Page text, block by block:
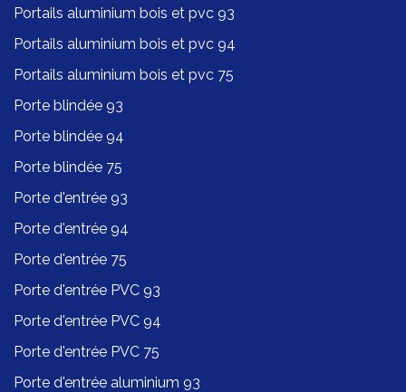
Portails aluminium bois et pvc 93
Portails aluminium bois et pvc 94
Portails aluminium bois et pvc 75
Porte blindée 93
Porte blindée 94
Porte blindée 75
Porte d'entrée 93
Porte d'entrée 94
Porte d'entrée 75
Porte d'entrée PVC 93
Porte d'entrée PVC 94
Porte d'entrée PVC 75
Porte d'entrée aluminium 93